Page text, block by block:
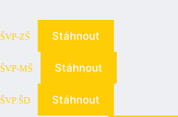
ŠVP-ZŠ Stáhnout
ŠVP-MŠ Stáhnout
ŠVP ŠD Stáhnout